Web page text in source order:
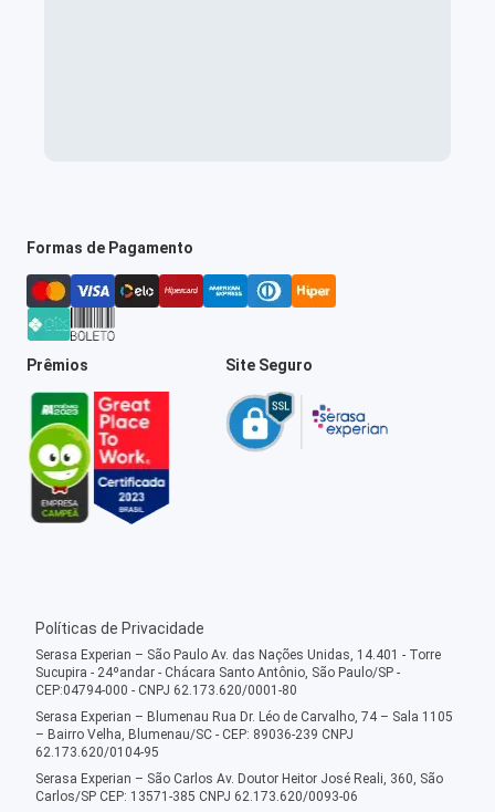
Formas de Pagamento
Prêmios Site Seguro
Políticas de Privacidade
Serasa Experian – São Paulo Av. das Nações Unidas, 14.401 - Torre
Sucupira - 24ºandar - Chácara Santo Antônio, São Paulo/SP -
CEP:04794-000 - CNPJ 62.173.620/0001-80
Serasa Experian – Blumenau Rua Dr. Léo de Carvalho, 74 – Sala 1105
– Bairro Velha, Blumenau/SC - CEP: 89036-239 CNPJ
62.173.620/0104-95
Serasa Experian – São Carlos Av. Doutor Heitor José Reali, 360, São
Carlos/SP CEP: 13571-385 CNPJ 62.173.620/0093-06